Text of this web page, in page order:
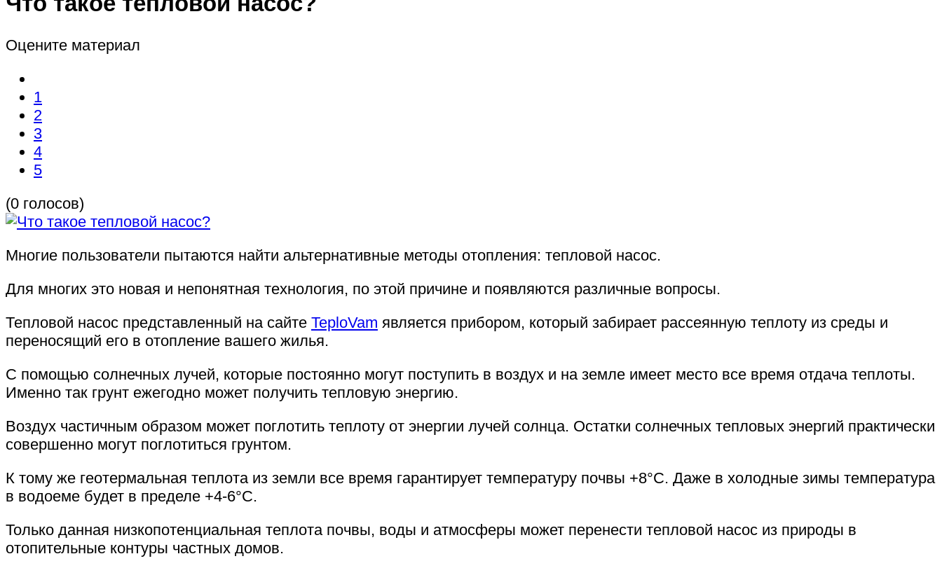
Оцените материал
1
2
3
4
5
(0 голосов)
Многие пользователи пытаются найти альтернативные методы отопления: тепловой насос.
Для многих это новая и непонятная технология, по этой причине и появляются различные вопросы.
Тепловой насос представленный на сайте TeploVam является прибором, который забирает рассеянную теплоту из среды и
переносящий его в отопление вашего жилья.
С помощью солнечных лучей, которые постоянно могут поступить в воздух и на земле имеет место все время отдача теплоты.
Именно так грунт ежегодно может получить тепловую энергию.
Воздух частичным образом может поглотить теплоту от энергии лучей солнца. Остатки солнечных тепловых энергий практически
совершенно могут поглотиться грунтом.
К тому же геотермальная теплота из земли все время гарантирует температуру почвы +8°С. Даже в холодные зимы температура
в водоеме будет в пределе +4-6°С.
Только данная низкопотенциальная теплота почвы, воды и атмосферы может перенести тепловой насос из природы в
отопительные контуры частных домов.